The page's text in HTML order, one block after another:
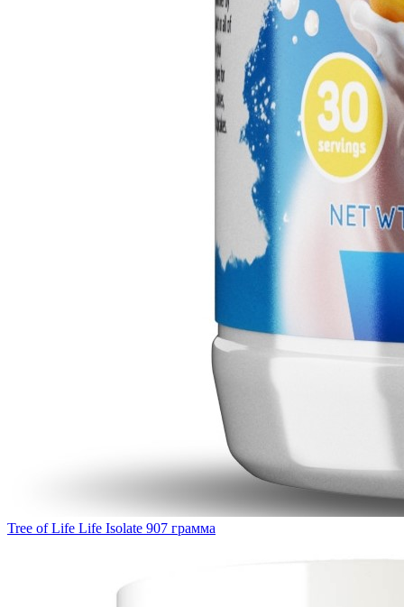
Tree of Life Life Isolate 907 грамма